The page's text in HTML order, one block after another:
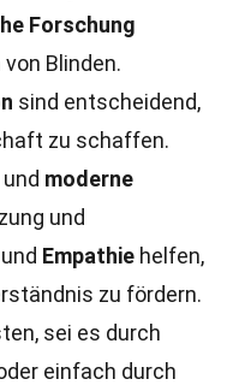
Forschung
Blinden.
sind entscheidend,
zu schaffen.
und moderne
und
und Empathie helfen,
zu fördern.
sei es durch
einfach durch